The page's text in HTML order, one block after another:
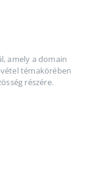
amely a domain
témakörében
részére.